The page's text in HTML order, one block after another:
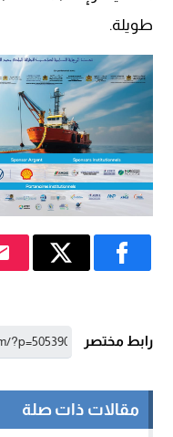
طويلة.
رابط مختصر
مقالات ذات صلة